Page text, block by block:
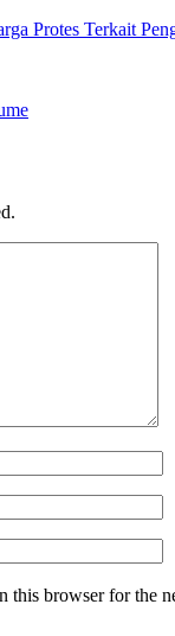
Protes Terkait
this browser for the